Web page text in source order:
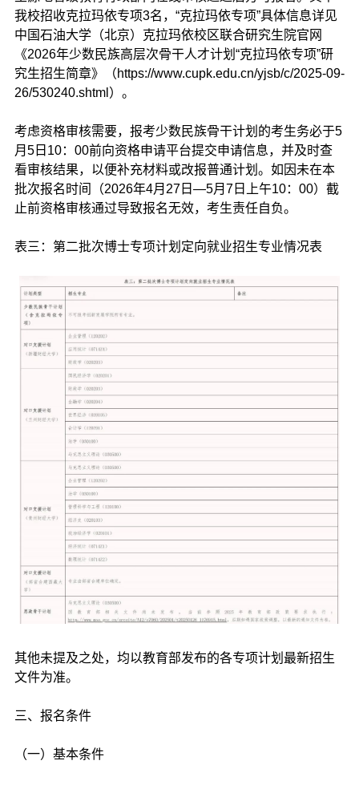
我校招收克拉玛依专项3名，“克拉玛依专项”具体信息详见
中国石油大学（北京）克拉玛依校区联合研究生院官网
《2026年少数民族高层次骨干人才计划“克拉玛依专项”研
究生招生简章》（https://www.cupk.edu.cn/yjsb/c/2025-09-
26/530240.shtml）。
考虑资格审核需要，报考少数民族骨干计划的考生务必于5
月5日10：00前向资格申请平台提交申请信息，并及时查
看审核结果，以便补充材料或改报普通计划。如因未在本
批次报名时间（2026年4月27日—5月7日上午10：00）截
止前资格审核通过导致报名无效，考生责任自负。
表三：第二批次博士专项计划定向就业招生专业情况表
其他未提及之处，均以教育部发布的各专项计划最新招生
文件为准。
三、报名条件
（一）基本条件